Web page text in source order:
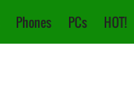
Phones PCs HOT!